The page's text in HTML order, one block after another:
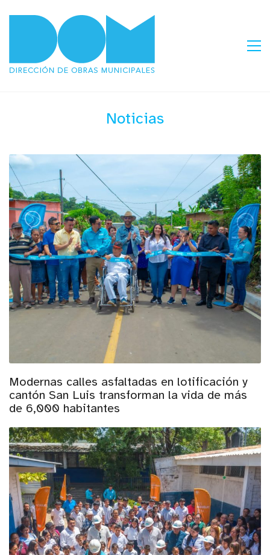
Noticias
Modernas calles asfaltadas en lotificación y
cantón San Luis transforman la vida de más
de 6,000 habitantes